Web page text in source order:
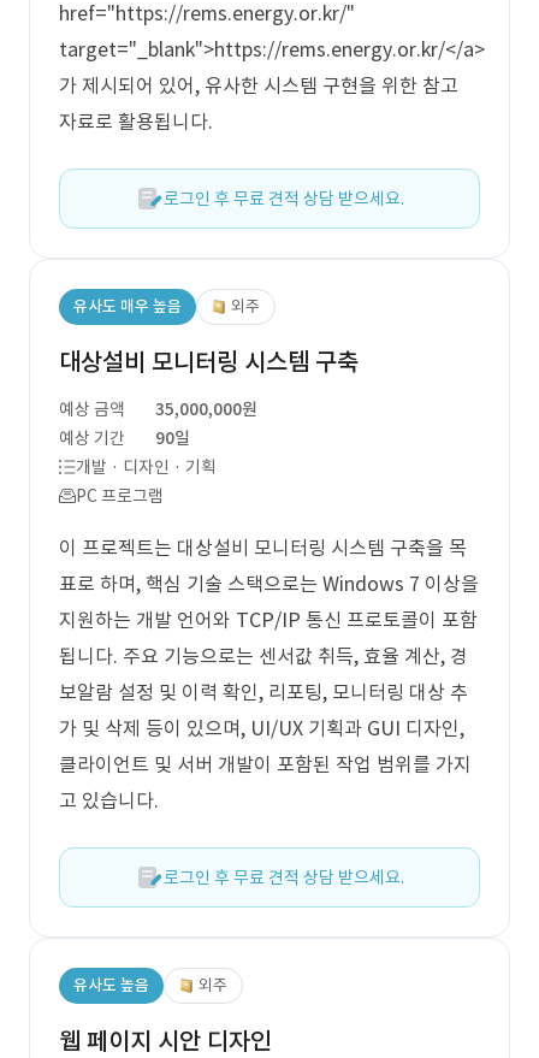
href="https://rems.energy.or.kr/"
target="_blank">https://rems.energy.or.kr/</a>
가 제시되어 있어, 유사한 시스템 구현을 위한 참고
자료로 활용됩니다.
로그인 후 무료 견적 상담 받으세요.
유사도 매우 높음 외주
대상설비 모니터링 시스템 구축
예상 금액
35,000,000원
예상 기간
90일
개발 · 디자인 · 기획
PC 프로그램
이 프로젝트는 대상설비 모니터링 시스템 구축을 목
표로 하며, 핵심 기술 스택으로는 Windows 7 이상을
지원하는 개발 언어와 TCP/IP 통신 프로토콜이 포함
됩니다. 주요 기능으로는 센서값 취득, 효율 계산, 경
보알람 설정 및 이력 확인, 리포팅, 모니터링 대상 추
가 및 삭제 등이 있으며, UI/UX 기획과 GUI 디자인,
클라이언트 및 서버 개발이 포함된 작업 범위를 가지
고 있습니다.
로그인 후 무료 견적 상담 받으세요.
유사도 높음 외주
웹 페이지 시안 디자인